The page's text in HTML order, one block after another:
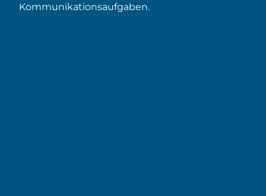
Kommunikationsaufgaben.